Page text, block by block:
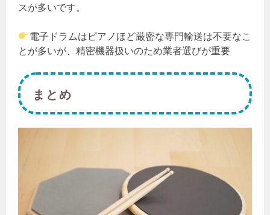
スが多いです。
電子ドラムはピアノほど厳密な専門輸送は不要なこ
とが多いが、精密機器扱いのため業者選びが重要
まとめ